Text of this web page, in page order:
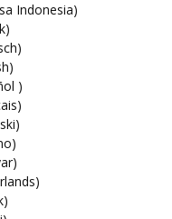
Indonesia)
)